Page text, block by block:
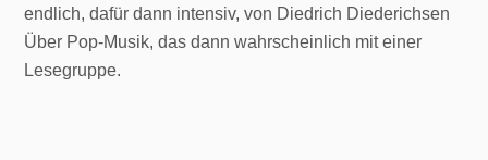
endlich, dafür dann intensiv, von Diedrich Diederichsen
Über Pop-Musik, das dann wahrscheinlich mit einer
Lesegruppe.